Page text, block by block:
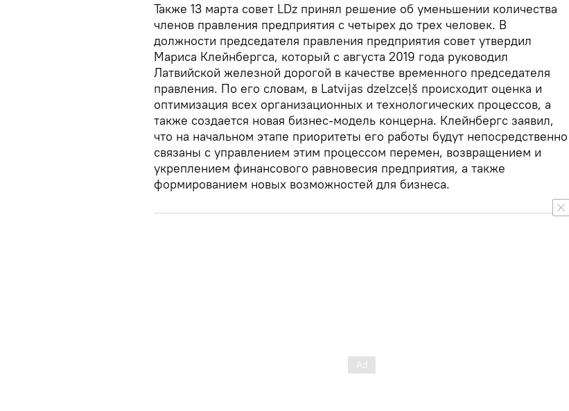
Также 13 марта совет LDz принял решение об уменьшении количества
членов правления предприятия с четырех до трех человек. В
должности председателя правления предприятия совет утвердил
Мариса Клейнбергса, который с августа 2019 года руководил
Латвийской железной дорогой в качестве временного председателя
правления. По его словам, в Latvijas dzelzceļš происходит оценка и
оптимизация всех организационных и технологических процессов, а
также создается новая бизнес-модель концерна. Клейнбергс заявил,
что на начальном этапе приоритеты его работы будут непосредственно
связаны с управлением этим процессом перемен, возвращением и
укреплением финансового равновесия предприятия, а также
формированием новых возможностей для бизнеса.